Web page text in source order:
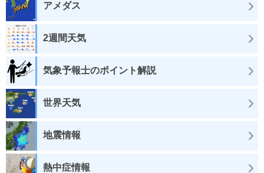
アメダス
2週間天気
気象予報士のポイント解説
世界天気
地震情報
熱中症情報